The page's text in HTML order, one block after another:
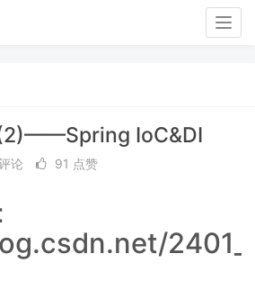
IoC&DI
论 91 点赞